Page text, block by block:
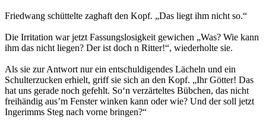
Friedwang schüttelte zaghaft den Kopf. „Das liegt ihm nicht so.“
Die Irritation war jetzt Fassungslosigkeit gewichen „Was? Wie kann
ihm das nicht liegen? Der ist doch n Ritter!“, wiederholte sie.
Als sie zur Antwort nur ein entschuldigendes Lächeln und ein
Schulterzucken erhielt, griff sie sich an den Kopf. „Ihr Götter! Das
hat uns gerade noch gefehlt. So‘n verzärteltes Bübchen, das nicht
freihändig aus’m Fenster winken kann oder wie? Und der soll jetzt
Ingerimms Steg nach vorne bringen?“